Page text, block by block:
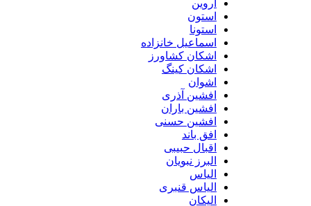
اسماعیل خانزاده
اشکان کشاورز
اشکان کینگ
افشین آذری
افشین باران
افشین حسنی
افق باند
اقبال حبیبی
البرز نبویان
الیاس قنبرى